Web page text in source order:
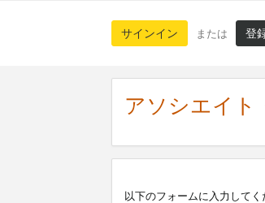
サインイン または 登
アソシエイト
以下のフォームに入力して